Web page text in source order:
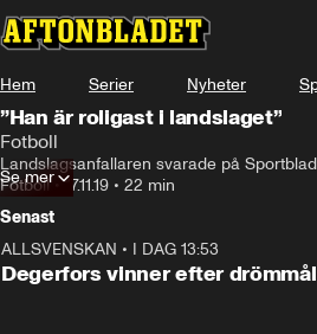
Hem Serier Nyheter
”Han är roligast i landslaget”
Fotboll
Landslagsanfallaren svarade på
Fotboll•17.11.19 • 22 min
Se mer
Senast
ALLSVENSKAN • I DAG 13:53
Degerfors vinner efter drömmål